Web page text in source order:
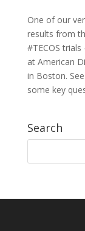
One of our
results from
#TECOS
at American
in Boston.
some key
Search